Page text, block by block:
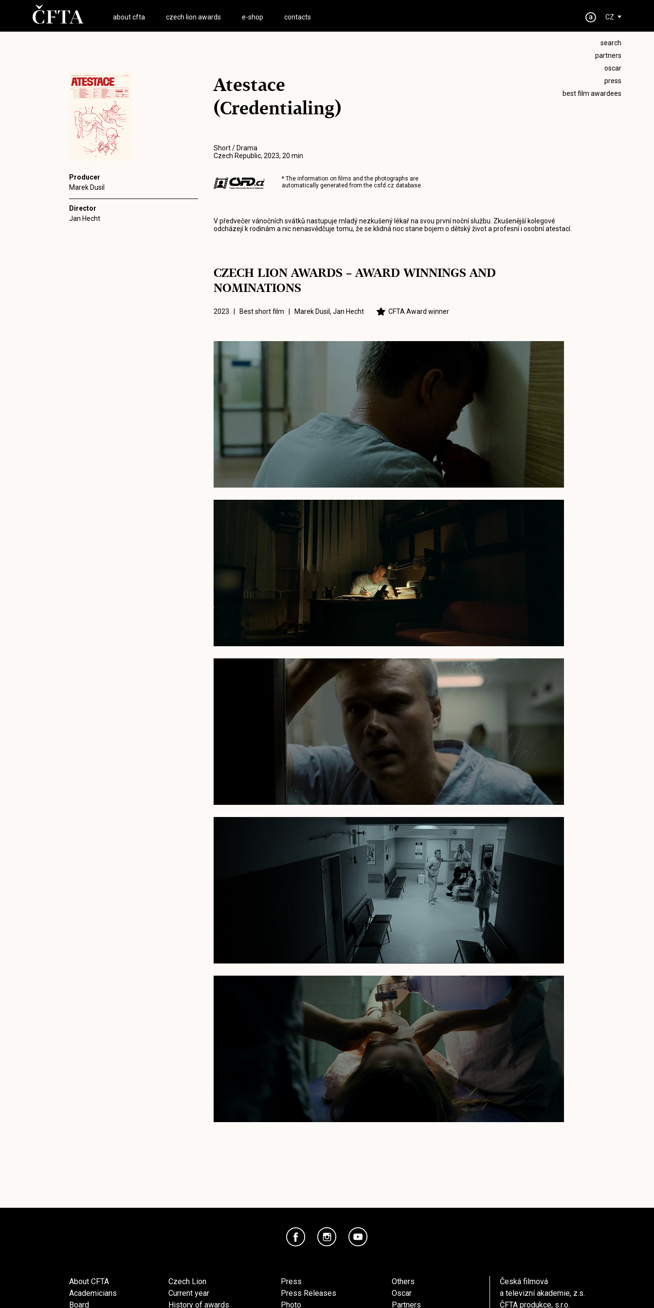
about cfta czech lion awards e-shop contacts CZ
search
partners
oscar
press
best film awardees
Producer
Marek Dusil
Director
Jan Hecht
Atestace
(Credentialing)
Short / Drama
Czech Republic, 2023, 20 min
* The information on films and the photographs are
automatically generated from the csfd.czdatabase.
V předvečer vánočních svátků nastupuje mladý nezkušený lékař na svou první noční službu. Zkušenější kolegové
odcházejí k rodinám a nic nenasvědčuje tomu, že se klidná noc stane bojem o dětský život a profesní i osobní atestací.
CZECH LION AWARDS – AWARD WINNINGS AND
NOMINATIONS
2023 | Best short film | Marek Dusil , Jan Hecht CFTA Award winner
About CFTA
Academicians
Board
Czech Lion
Current year
History of awards
Press
Press Releases
Photo
Others
Oscar
Partners
Česká filmová
a televizní akademie, z.s.
ČFTA produkce, s.r.o.